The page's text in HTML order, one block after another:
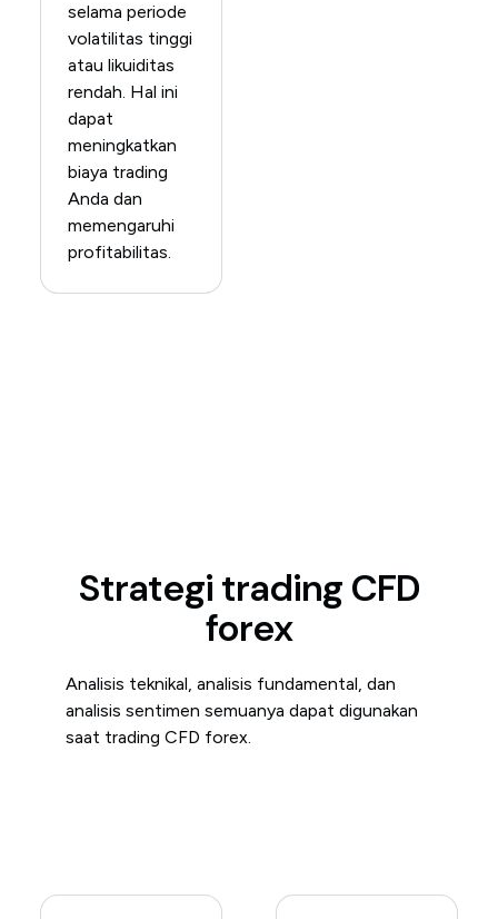
selama periode
volatilitas tinggi
atau likuiditas
rendah. Hal ini
dapat
meningkatkan
biaya trading
Anda dan
memengaruhi
profitabilitas.
Strategi trading CFD
forex
Analisis teknikal, analisis fundamental, dan
analisis sentimen semuanya dapat digunakan
saat trading CFD forex.